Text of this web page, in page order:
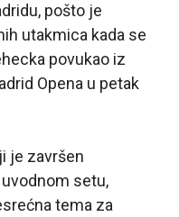
pošto je
utakmica kada se
povukao iz
Opena u petak
je završen
setu,
tema za